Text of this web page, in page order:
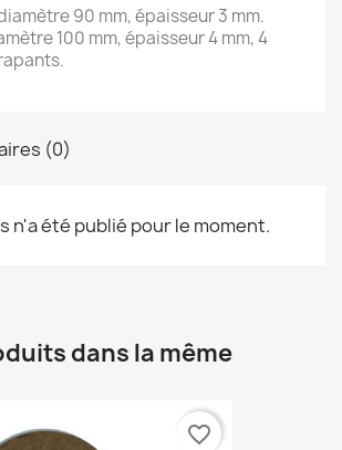
90 mm, épaisseur 3 mm.
100 mm, épaisseur 4 mm, 4
(0)
n'a été publié pour le moment.
dans la même
favorite_border